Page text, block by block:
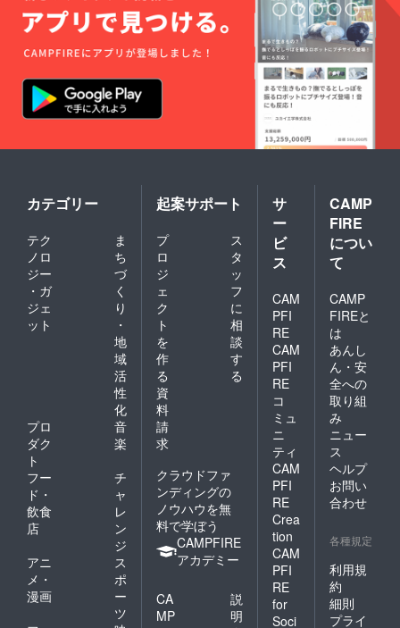
カテゴリー
テク
ノロ
ジー
・ガ
ジェ
ット
ま
ち
づ
く
り
・
地
域
活
性
化
プロ
ダク
ト
音
楽
フー
ド・
飲食
店
チ
ャ
レ
ン
ジ
アニ
メ・
漫画
ス
ポ
ー
ツ
起案サポート
プ
ロ
ジ
ェ
ク
ト
を
作
る
ス
タ
ッ
フ
に
相
談
す
る
資
料
請
求
クラウドファ
ンディングの
ノウハウを無
料で学ぼう
CAMPFIRE
アカデミー
CA
MP
説
明
サ
ー
ビ
ス
CAM
PFI
RE
CAM
PFI
RE
コ
ミュ
ニ
ティ
CAM
PFI
RE
Crea
tion
CAM
PFI
RE
for
Soci
CAMP
FIRE
につい
て
CAMP
FIREと
は
あんし
ん・安
全への
取り組
み
ニュー
ス
ヘルプ
お問い
合わせ
各種規定
利用規
約
細則
プライ